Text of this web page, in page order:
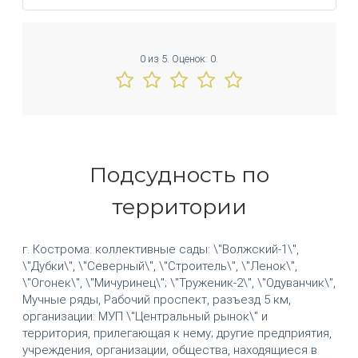
0 из 5. Оценок: 0
Подсудность по
территории
г. Кострома: коллективные сады: \"Волжский-1\",
\"Дубки\", \"Северный\", \"Строитель\", \"Ленок\",
\"Огонек\", \"Мичуринец\"; \"Труженик-2\", \"Одуванчик\",
Мучные ряды, Рабочий проспект, разъезд 5 км,
организации: МУП \"Центральный рынок\" и
территория, прилегающая к нему; другие предприятия,
учреждения, организации, общества, находящиеся в